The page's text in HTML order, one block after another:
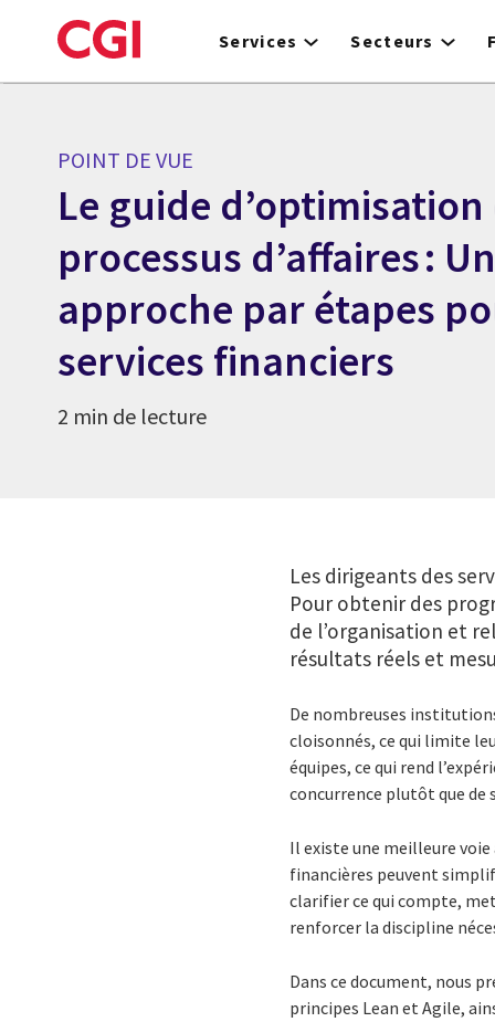
to
Services Secteurs
POINT DE VUE
Le guide d’optimisation
processus d’affaires :
approche par étapes
services financiers
2 min de lecture
Les dirigeants des
Pour obtenir des
de l’organisation et
résultats réels et
De nombreuses
cloisonnés, ce qui limite
équipes, ce qui rend
concurrence plutôt que
Il existe une meilleure
financières peuvent
clarifier ce qui compte,
renforcer la discipline
Dans ce document, nous
principes Lean et Agile,